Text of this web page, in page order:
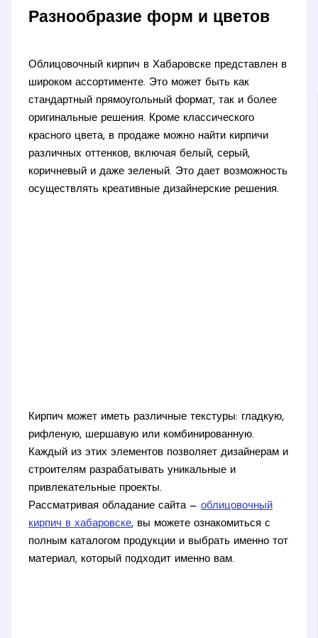
Разнообразие форм и цветов
Облицовочный кирпич в Хабаровске представлен в
широком ассортименте. Это может быть как
стандартный прямоугольный формат, так и более
оригинальные решения. Кроме классического
красного цвета, в продаже можно найти кирпичи
различных оттенков, включая белый, серый,
коричневый и даже зеленый. Это дает возможность
осуществлять креативные дизайнерские решения.
Кирпич может иметь различные текстуры: гладкую,
рифленую, шершавую или комбинированную.
Каждый из этих элементов позволяет дизайнерам и
строителям разрабатывать уникальные и
привлекательные проекты.
Рассматривая обладание сайта —облицовочный
кирпич в хабаровске, вы можете ознакомиться с
полным каталогом продукции и выбрать именно тот
материал, который подходит именно вам.